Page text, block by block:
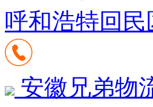
呼和浩特回
安徽兄弟物